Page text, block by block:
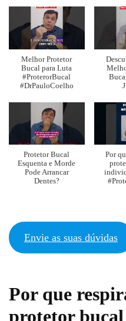
Melhor Protetor
Bucal para Luta
#ProterorBucal
#DrPauloCoelho
Protetor Bucal
Esquenta e Morde
Pode Arrancar
Dentes?
Por
Envie as suas dúvidas
Por que
protetor bucal